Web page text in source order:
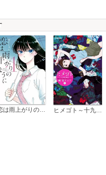
恋は雨上がりのように